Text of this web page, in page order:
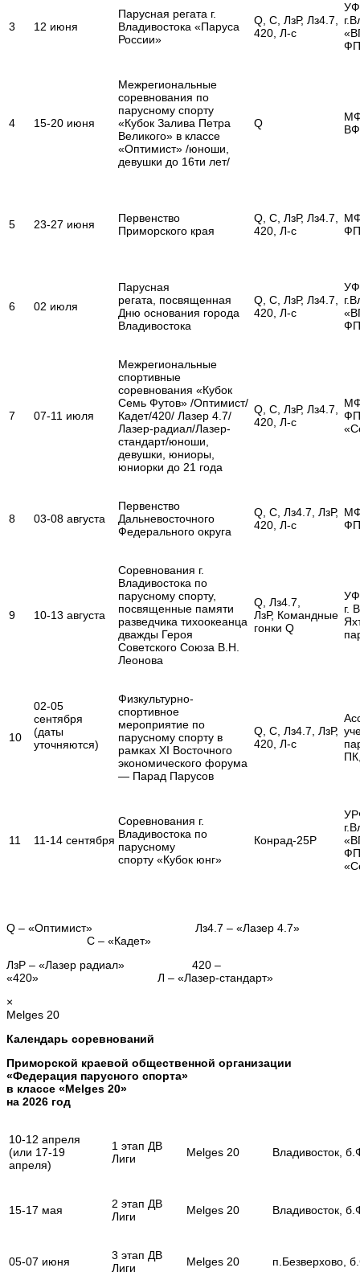
3 12 июня
Парусная регата г.
Владивостока «Паруса
России»
Q, С, ЛзР, Лз4.7,
420, Л-с
4 15-20 июня
Межрегиональные
соревнования по
парусному спорту
«Кубок Залива Петра
Великого» в классе
«Оптимист» /юноши,
девушки до 16ти лет/
Q
5 23-27 июня
Первенство
Приморского края
Q, С, ЛзР, Лз4.7,
420, Л-с
6 02 июля
Парусная
регата, посвященная
Дню основания города
Владивостока
Q, С, ЛзР, Лз4.7,
420, Л-с
7 07-11 июля
Межрегиональные
спортивные
соревнования «Кубок
Семь Футов» /Оптимист/
Кадет/420/ Лазер 4.7/
Лазер-радиал/Лазер-
стандарт/юноши,
девушки, юниоры,
юниорки до 21 года
Q, С, ЛзР, Лз4.7,
420, Л-с
8 03-08 августа
Первенство
Дальневосточного
Федерального округа
Q, С, Лз4.7, ЛзР,
420, Л-с
9 10-13 августа
Соревнования г.
Владивостока по
парусному спорту,
посвященные памяти
разведчика тихоокеанца
дважды Героя
Советского Союза В.Н.
Леонова
Q, Лз4.7,
ЛзР, Командные
гонки Q
г.
10
02-05
сентября
(даты
уточняются)
Физкультурно-
спортивное
мероприятие по
парусному спорту в
рамках XI Восточного
экономического форума
— Парад Парусов
Q, С, Лз4.7, ЛзР,
420, Л-с
11 11-14 сентября
Соревнования г.
Владивостока по
парусному
спорту «Кубок юнг»
Конрад-25Р
Q – «Оптимист» Лз4.7 – «Лазер 4.7»
С – «Кадет»
ЛзР – «Лазер радиал» 420 –
«420» Л – «Лазер-стандарт»
×
Melges 20
Календарь соревнований
Приморской краевой общественной организации
«Федерация парусного спорта»
в классе «Melges 20»
на 2026 год
10-12 апреля
(или 17-19
апреля)
1 этап ДВ
Лиги
Melges 20 Владивосток,
15-17 мая
2 этап ДВ
Лиги
Melges 20 Владивосток,
05-07 июня
3 этап ДВ
Лиги
Melges 20 п.Безверхово,